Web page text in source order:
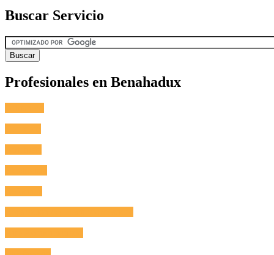
Buscar Servicio
Profesionales en Benahadux